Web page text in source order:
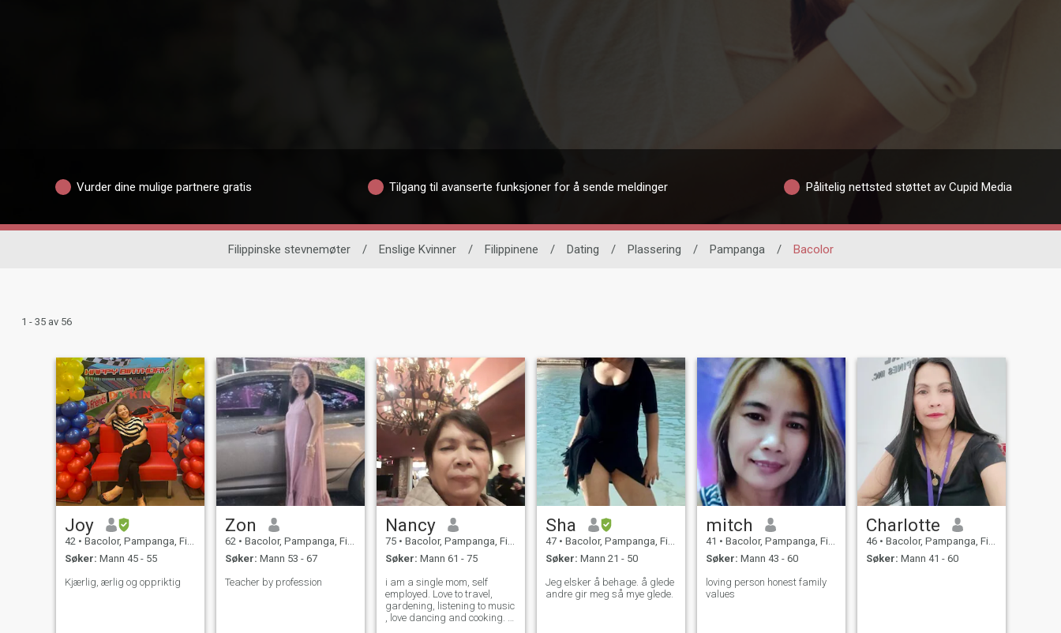
Vurder dine mulige partnere gratis Tilgang til avanserte funksjoner for å sende meldinger Pålitelig nettsted støttet av Cupid Media
Filippinske stevnemøter / Enslige Kvinner / Filippinene / Dating / Plassering / Pampanga / Bacolor
1 - 35 av 56
Joy
42 • Bacolor, Pampanga, Filippinene
Søker: Mann 45 - 55
Kjærlig, ærlig og oppriktig
Zon
62 • Bacolor, Pampanga, Filippinene
Søker: Mann 53 - 67
Teacher by profession
Nancy
75 • Bacolor, Pampanga, Filippinene
Søker: Mann 61 - 75
i am a single mom, self
employed. Love to travel,
gardening, listening to music
, love dancing and cooking. I
Sha
47 • Bacolor, Pampanga, Filippinene
Søker: Mann 21 - 50
Jeg elsker å behage. å glede
andre gir meg så mye glede.
mitch
41 • Bacolor, Pampanga, Filippinene
Søker: Mann 43 - 60
loving person honest family
values
Charlotte
46 • Bacolor, Pampanga, Filippinene
Søker: Mann 41 - 60